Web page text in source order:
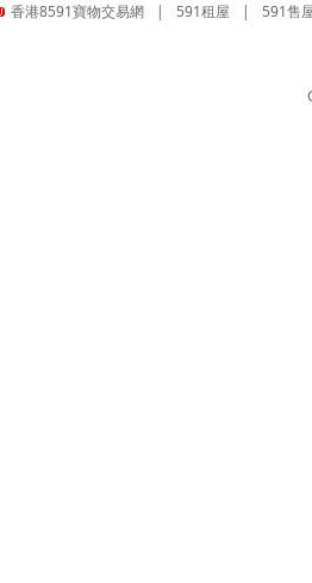
香港8591寶物交易網 | 591租屋 | 591售